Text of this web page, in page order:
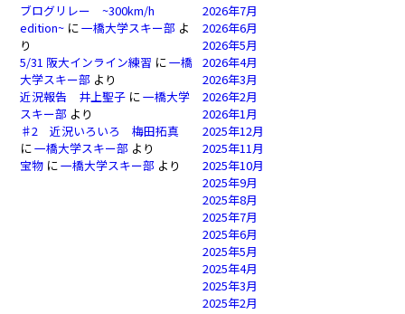
ブログリレー ~300km/h
edition~ に一橋大学スキー部 よ
り
5/31 阪大インライン練習 に一橋
大学スキー部 より
近況報告 井上聖子 に一橋大学
スキー部 より
♯2 近況いろいろ 梅田拓真
に一橋大学スキー部 より
宝物 に一橋大学スキー部 より
2026年7月
2026年6月
2026年5月
2026年4月
2026年3月
2026年2月
2026年1月
2025年12月
2025年11月
2025年10月
2025年9月
2025年8月
2025年7月
2025年6月
2025年5月
2025年4月
2025年3月
2025年2月